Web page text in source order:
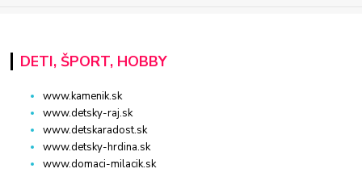
DETI, ŠPORT, HOBBY
www.kamenik.sk
www.detsky-raj.sk
www.detskaradost.sk
www.detsky-hrdina.sk
www.domaci-milacik.sk